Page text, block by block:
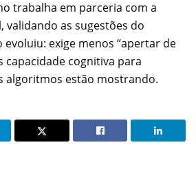
trabalha em parceria com a
validando as sugestões do
evoluiu: exige menos “apertar de
capacidade cognitiva para
algoritmos estão mostrando.